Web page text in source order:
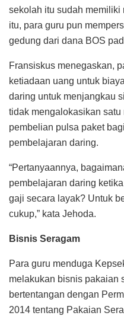
sekolah itu sudah memiliki
itu, para guru pun
gedung dari dana BOS
Fransiskus menegaskan,
ketiadaan uang untuk
daring untuk menjangkau
tidak mengalokasikan
pembelian pulsa paket
pembelajaran daring.
“Pertanyaannya,
pembelajaran daring
gaji secara layak? Untuk
cukup,” kata Jehoda.
Bisnis Seragam
Para guru menduga
melakukan bisnis pakaian
bertentangan dengan
2014 tentang Pakaian